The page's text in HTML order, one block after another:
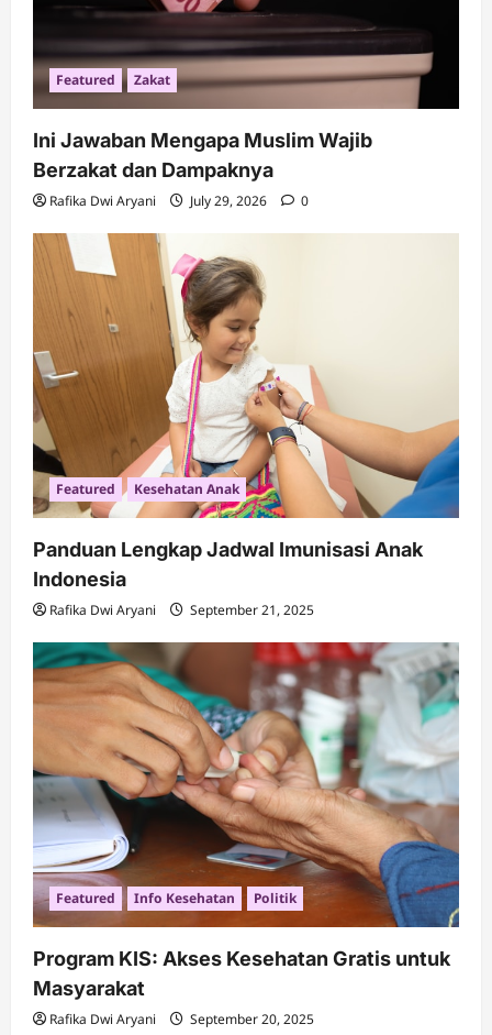
Featured Zakat
Ini Jawaban Mengapa Muslim Wajib
Berzakat dan Dampaknya
Rafika Dwi Aryani July 29, 2026 0
Featured Kesehatan Anak
Panduan Lengkap Jadwal Imunisasi Anak
Indonesia
Rafika Dwi Aryani September 21, 2025
Featured Info Kesehatan Politik
Program KIS: Akses Kesehatan Gratis untuk
Masyarakat
Rafika Dwi Aryani September 20, 2025